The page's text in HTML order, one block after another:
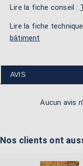
Lire la fiche conseil :
Lire la fiche
bâtiment
AVIS
Aucun avis
Nos clients ont